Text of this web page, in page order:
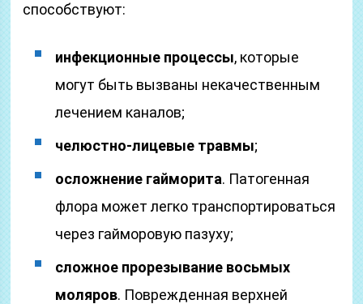
способствуют:
инфекционные процессы, которые
могут быть вызваны некачественным
лечением каналов;
челюстно-лицевые травмы;
осложнение гайморита. Патогенная
флора может легко транспортироваться
через гайморовую пазуху;
сложное прорезывание восьмых
моляров. Поврежденная верхней